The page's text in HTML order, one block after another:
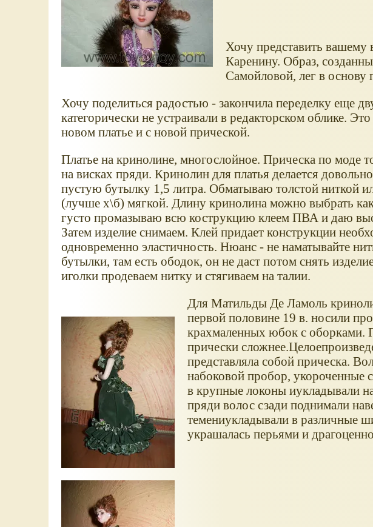
Хочу представить
Каренину. Образ,
Самойловой, лег в основу
Хочу поделиться радостью - закончила переделку еще
категорически не устраивали в редакторском облике.
новом платье и с новой прической.
Платье на кринолине, многослойное. Прическа по моде
на висках пряди. Кринолин для платья делается
пустую бутылку 1,5 литра. Обматываю толстой ниткой
(лучше х\б) мягкой. Длину кринолина можно выбрать
густо промазываю всю кострукцию клеем ПВА и даю
Затем изделие снимаем. Клей придает конструкции
одновременно эластичность. Нюанс - не наматывайте
бутылки, там есть ободок, он не даст потом снять
иголки продеваем нитку и стягиваем на талии.
Для Матильды Де Ламоль
первой половине 19 в. носили
крахмаленных юбок с оборками.
прически
представляла собой прическа.
набоковой пробор, укороченные
в крупные локоны иукладывали
пряди волос сзади поднимали
темениукладывали в различные
украшалась перьями и